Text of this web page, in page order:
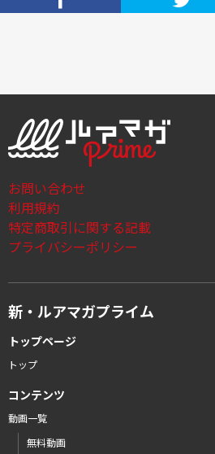
お問い合わせ
利用規約
特定商取引に関する記載
プライバシーポリシー
新・ルアマガプライム
トップページ
トップ
コンテンツ
動画一覧
無料動画